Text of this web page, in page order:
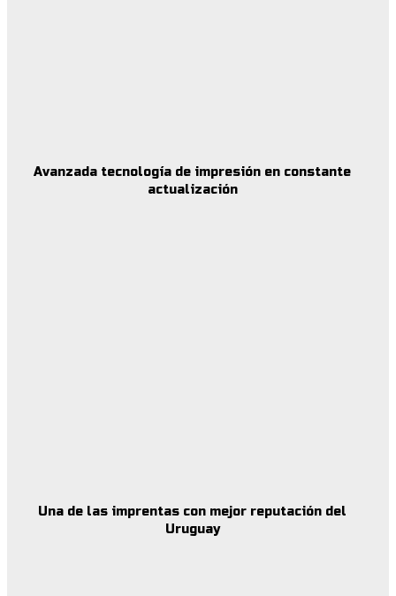
Avanzada tecnología de impresión en constante
actualización
Una de las imprentas con mejor reputación del
Uruguay